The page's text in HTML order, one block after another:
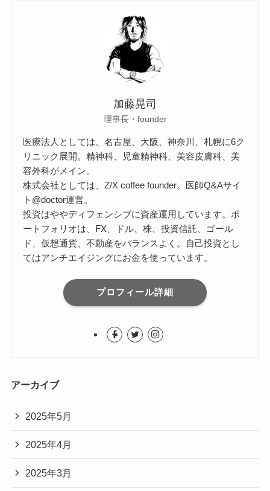
加藤晃司
理事長・founder
医療法人としては、名古屋、大阪、神奈川、札幌に6ク
リニック展開。精神科、児童精神科、美容皮膚科、美
容外科がメイン。
株式会社としては、Z/X coffee founder。医師Q&Aサイ
ト@doctor運営。
投資はややディフェンシブに資産運用しています。ポ
ートフォリオは、FX、ドル、株、投資信託、ゴール
ド、仮想通貨、不動産をバランスよく。自己投資とし
てはアンチエイジングにお金を使っています。
プロフィール詳細
アーカイブ
2025年5月
2025年4月
2025年3月